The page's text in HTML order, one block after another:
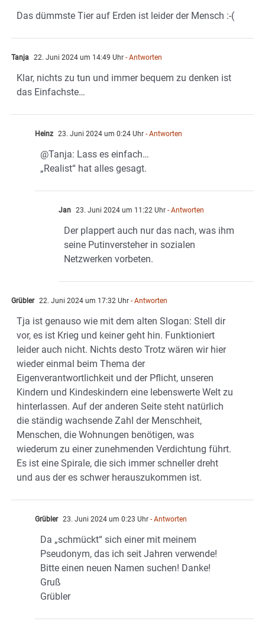
Das dümmste Tier auf Erden ist leider der Mensch :-(
Tanja 22. Juni 2024 um 14:49 Uhr - Antworten
Klar, nichts zu tun und immer bequem zu denken ist
das Einfachste…
Heinz 23. Juni 2024 um 0:24 Uhr - Antworten
@Tanja: Lass es einfach…
„Realist“ hat alles gesagt.
Jan 23. Juni 2024 um 11:22 Uhr - Antworten
Der plappert auch nur das nach, was ihm
seine Putinversteher in sozialen
Netzwerken vorbeten.
Grübler 22. Juni 2024 um 17:32 Uhr - Antworten
Tja ist genauso wie mit dem alten Slogan: Stell dir
vor, es ist Krieg und keiner geht hin. Funktioniert
leider auch nicht. Nichts desto Trotz wären wir hier
wieder einmal beim Thema der
Eigenverantwortlichkeit und der Pflicht, unseren
Kindern und Kindeskindern eine lebenswerte Welt zu
hinterlassen. Auf der anderen Seite steht natürlich
die ständig wachsende Zahl der Menschheit,
Menschen, die Wohnungen benötigen, was
wiederum zu einer zunehmenden Verdichtung führt.
Es ist eine Spirale, die sich immer schneller dreht
und aus der es schwer herauszukommen ist.
Grübler 23. Juni 2024 um 0:23 Uhr - Antworten
Da „schmückt“ sich einer mit meinem
Pseudonym, das ich seit Jahren verwende!
Bitte einen neuen Namen suchen! Danke!
Gruß
Grübler